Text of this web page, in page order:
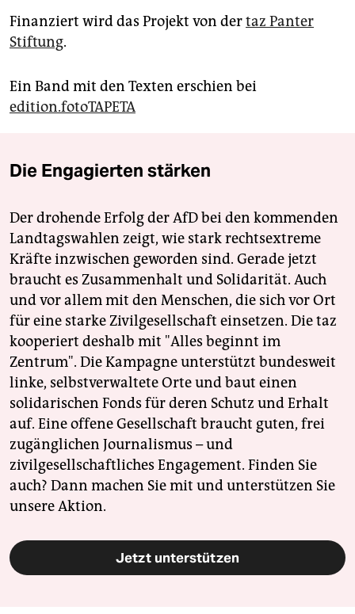
Finanziert wird das Projekt von dertaz Panter
Stiftung.
Ein Band mit den Texten erschien bei
edition.fotoTAPETA
Die Engagierten stärken
Der drohende Erfolg der AfD bei den kommenden
Landtagswahlen zeigt, wie stark rechtsextreme
Kräfte inzwischen geworden sind. Gerade jetzt
braucht es Zusammenhalt und Solidarität. Auch
und vor allem mit den Menschen, die sich vor Ort
für eine starke Zivilgesellschaft einsetzen. Die taz
kooperiert deshalb mit "Alles beginnt im
Zentrum". Die Kampagne unterstützt bundesweit
linke, selbstverwaltete Orte und baut einen
solidarischen Fonds für deren Schutz und Erhalt
auf. Eine offene Gesellschaft braucht guten, frei
zugänglichen Journalismus – und
zivilgesellschaftliches Engagement. Finden Sie
auch? Dann machen Sie mit und unterstützen Sie
unsere Aktion.
Jetzt unterstützen